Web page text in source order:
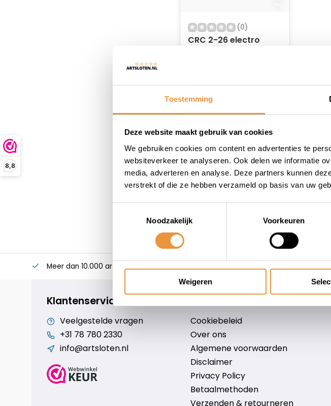
Toestemming
Deze website maakt gebruik van cookies
We gebruiken cookies om content en advertenties te
websiteverkeer te analyseren. Ook delen we informatie
media, adverteren en analyse. Deze partners kunnen
verstrekt of die ze hebben verzameld op basis van uw
Noodzakelijk
Voorkeuren
Weigeren
8,8
(0)
CRC 2-26 electro
35,78
Meer dan 10.000 artikelen Alles voor uw tweewieler Snelle levering
Klantenservice
Veelgestelde vragen
+31 78 780 2330
info@artsloten.nl
Cookiebeleid
Over ons
Algemene voorwaarden
Disclaimer
Privacy Policy
Betaalmethoden
Verzenden & retourneren